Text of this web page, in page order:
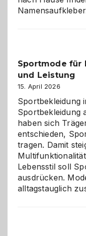
Sportmode für
und Leistung
15. April 2026
Sportbekleidung
Sportbekleidung
haben sich
entschieden,
tragen. Damit
Lebensstil soll
ausdrücken.
alltagstauglich